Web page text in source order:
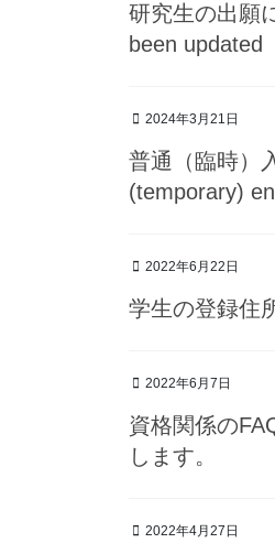
研究生の出願
been updated
2024年3月21日
普通（臨時）
(temporary)
2022年6月22日
学生の登録住
2022年6月7日
資格関係の
します。
2022年4月27日